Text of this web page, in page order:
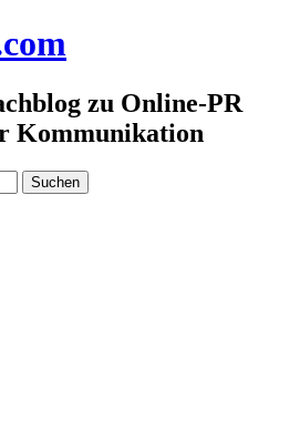
zu Online-PR
Kommunikation